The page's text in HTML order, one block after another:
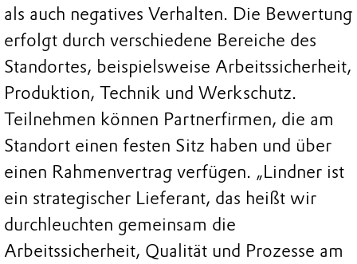
als auch negatives Verhalten. Die Bewertung
erfolgt durch verschiedene Bereiche des
Standortes, beispielsweise Arbeitssicherheit,
Produktion, Technik und Werkschutz.
Teilnehmen können Partnerfirmen, die am
Standort einen festen Sitz haben und über
einen Rahmenvertrag verfügen. „Lindner ist
ein strategischer Lieferant, das heißt wir
durchleuchten gemeinsam die
Arbeitssicherheit, Qualität und Prozesse am